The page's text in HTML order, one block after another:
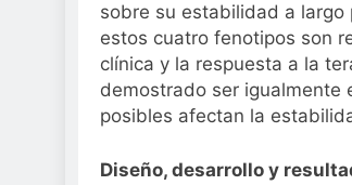
sobre su estabilidad a
estos cuatro fenotipos son
clínica y la respuesta a la
demostrado ser igualmente
posibles afectan la
Diseño, desarrollo y